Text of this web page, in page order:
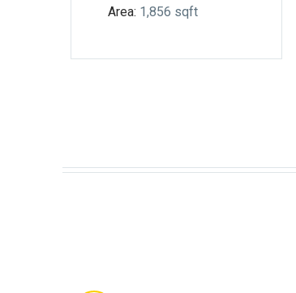
Area: 1,856 sqft